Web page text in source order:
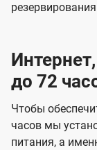
до 72
Чтобы
часов мы
питания, а